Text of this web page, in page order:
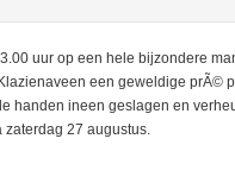
uur op een hele bijzondere
een geweldige prÃ©
handen ineen geslagen en
zaterdag 27 augustus.